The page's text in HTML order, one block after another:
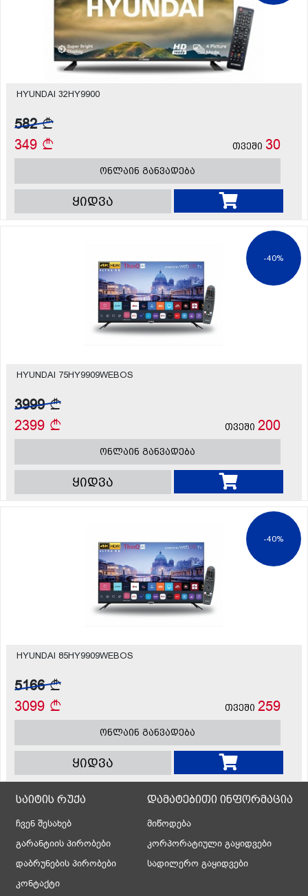
HYUNDAI 32HY9900
582
349
თვეში 30
ონლაინ განვადება
ყიდვა
-40%
HYUNDAI 75HY9909WEBOS
3999
2399
თვეში 200
ონლაინ განვადება
ყიდვა
-40%
HYUNDAI 85HY9909WEBOS
5166
3099
თვეში 259
ონლაინ განვადება
ყიდვა
საიტის რუქა
ჩვენ შესახებ
გარანტიის პირობები
დაბრუნების პირობები
კონტაქტი
დამატებითი ინფორმაცია
მიწოდება
კორპორატიული გაყიდვები
სადილერო გაყიდვები